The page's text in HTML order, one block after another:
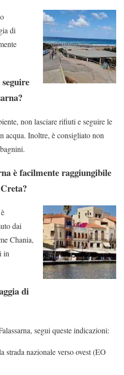
di
non lasciare rifiuti e seguire le
acqua. Inoltre, è consigliato non
è facilmente raggiungibile
dai
Chania,
in
di
segui queste indicazioni:
strada nazionale verso ovest (EO